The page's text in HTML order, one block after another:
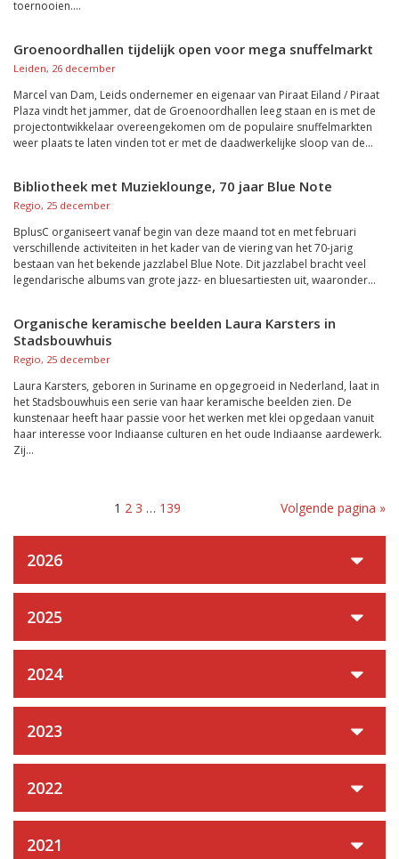
toernooien....
Groenoordhallen tijdelijk open voor mega snuffelmarkt
Leiden, 26 december
Marcel van Dam, Leids ondernemer en eigenaar van Piraat Eiland / Piraat
Plaza vindt het jammer, dat de Groenoordhallen leeg staan en is met de
projectontwikkelaar overeengekomen om de populaire snuffelmarkten
weer plaats te laten vinden tot er met de daadwerkelijke sloop van de...
Bibliotheek met Muzieklounge, 70 jaar Blue Note
Regio, 25 december
BplusC organiseert vanaf begin van deze maand tot en met februari
verschillende activiteiten in het kader van de viering van het 70-jarig
bestaan van het bekende jazzlabel Blue Note. Dit jazzlabel bracht veel
legendarische albums van grote jazz- en bluesartiesten uit, waaronder...
Organische keramische beelden Laura Karsters in
Stadsbouwhuis
Regio, 25 december
Laura Karsters, geboren in Suriname en opgegroeid in Nederland, laat in
het Stadsbouwhuis een serie van haar keramische beelden zien. De
kunstenaar heeft haar passie voor het werken met klei opgedaan vanuit
haar interesse voor Indiaanse culturen en het oude Indiaanse aardewerk.
Zij...
1 2 3 … 139 Volgende pagina »
2026
2025
2024
2023
2022
2021